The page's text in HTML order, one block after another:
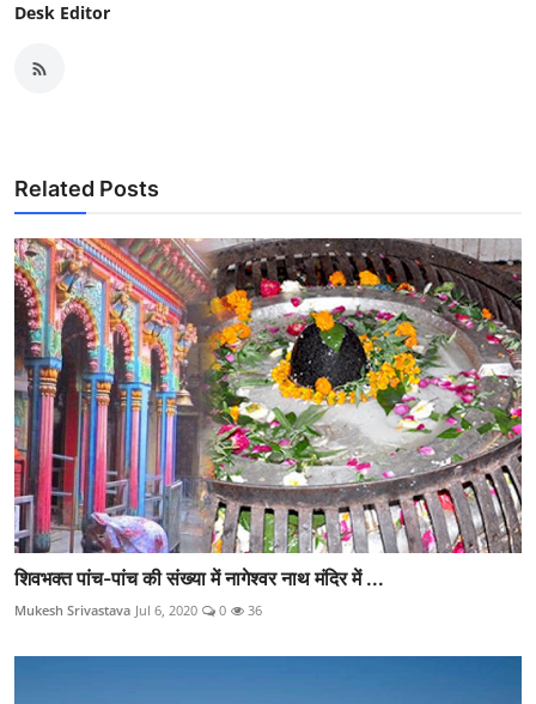
Desk Editor
Related Posts
शिवभक्त पांच-पांच की संख्या में नागेश्वर नाथ मंदिर में ...
Mukesh Srivastava Jul 6, 2020 0 36